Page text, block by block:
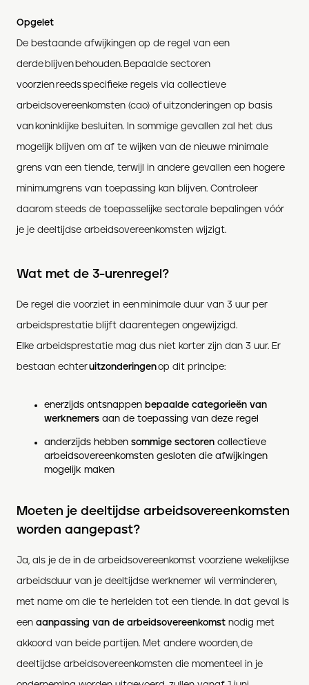
Opgelet
De bestaande afwijkingen op de regel van een
derde blijven behouden. Bepaalde sectoren
voorzien reeds specifieke regels via collectieve
arbeidsovereenkomsten (cao) of uitzonderingen op basis
van koninklijke besluiten. In sommige gevallen zal het dus
mogelijk blijven om af te wijken van de nieuwe minimale
grens van een tiende, terwijl in andere gevallen een hogere
minimumgrens van toepassing kan blijven. Controleer
daarom steeds de toepasselijke sectorale bepalingen vóór
je je deeltijdse arbeidsovereenkomsten wijzigt.
Wat met de 3-urenregel?
De regel die voorziet in een minimale duur van 3 uur per
arbeidsprestatie blijft daarentegen ongewijzigd.
Elke arbeidsprestatie mag dus niet korter zijn dan 3 uur. Er
bestaan echteruitzonderingenop dit principe:
enerzijds ontsnappen bepaalde categorieën van
werknemers aan de toepassing van deze regel
anderzijds hebben sommige sectoren collectieve
arbeidsovereenkomsten gesloten die afwijkingen
mogelijk maken
Moeten je deeltijdse arbeidsovereenkomsten
worden aangepast?
Ja, als je de in de arbeidsovereenkomst voorziene wekelijkse
arbeidsduur van je deeltijdse werknemer wil verminderen,
met name om die te herleiden tot een tiende. In dat geval is
een aanpassing van de arbeidsovereenkomst nodig met
akkoord van beide partijen. Met andere woorden, de
deeltijdse arbeidsovereenkomsten die momenteel in je